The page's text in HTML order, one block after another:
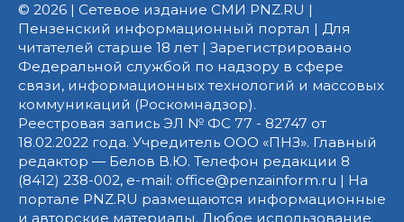
© 2026 | Сетевое издание СМИ PNZ.RU |
Пензенский информационный портал | Для
читателей старше 18 лет | Зарегистрировано
Федеральной службой по надзору в сфере
связи, информационных технологий и массовых
коммуникаций (Роскомнадзор).
Реестровая запись ЭЛ № ФС 77 - 82747 от
18.02.2022 года. Учредитель ООО «ПНЗ». Главный
редактор — Белов В.Ю. Телефон редакции 8
(8412) 238-002, e-mail: office@penzainform.ru | На
портале PNZ.RU размещаются информационные
и авторские материалы. Любое использование